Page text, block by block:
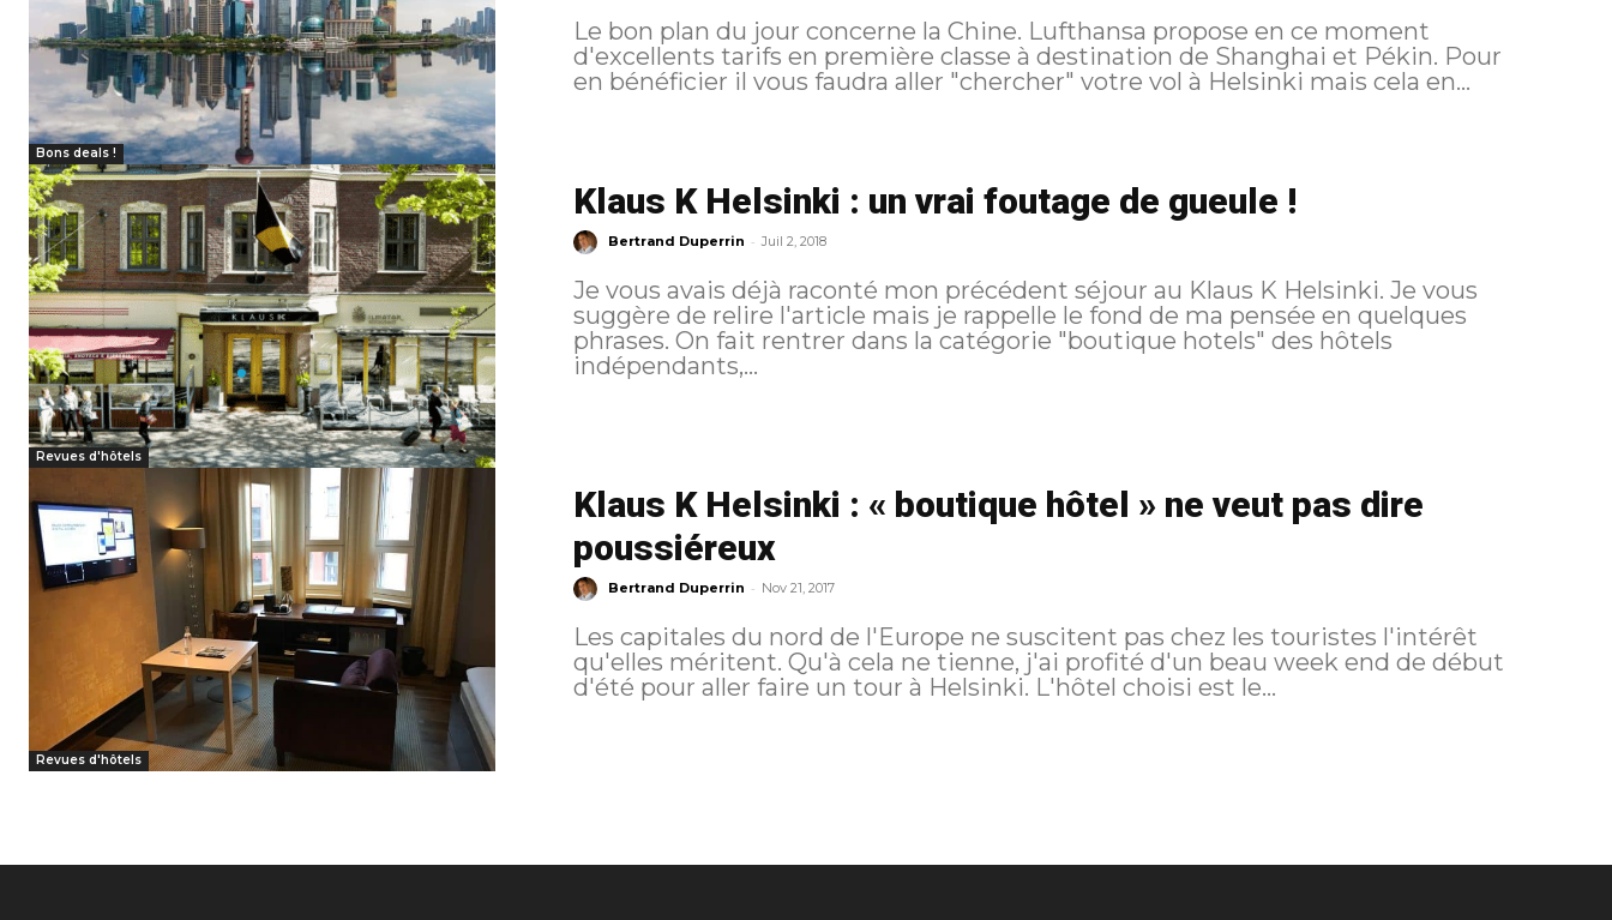
Bons deals !
Le bon plan du jour concerne la Chine. Lufthansa propose en ce moment
d'excellents tarifs en première classe à destination de Shanghai et Pékin. Pour
en bénéficier il vous faudra aller "chercher" votre vol à Helsinki mais cela en...
Revues d'hôtels
Klaus K Helsinki : un vrai foutage de gueule !
Bertrand Duperrin - Juil 2, 2018
Je vous avais déjà raconté mon précédent séjour au Klaus K Helsinki. Je vous
suggère de relire l'article mais je rappelle le fond de ma pensée en quelques
phrases. On fait rentrer dans la catégorie "boutique hotels" des hôtels
indépendants,...
Revues d'hôtels
Klaus K Helsinki : « boutique hôtel » ne veut pas dire
poussiéreux
Bertrand Duperrin - Nov 21, 2017
Les capitales du nord de l'Europe ne suscitent pas chez les touristes l'intérêt
qu'elles méritent. Qu'à cela ne tienne, j'ai profité d'un beau week end de début
d'été pour aller faire un tour à Helsinki. L'hôtel choisi est le...